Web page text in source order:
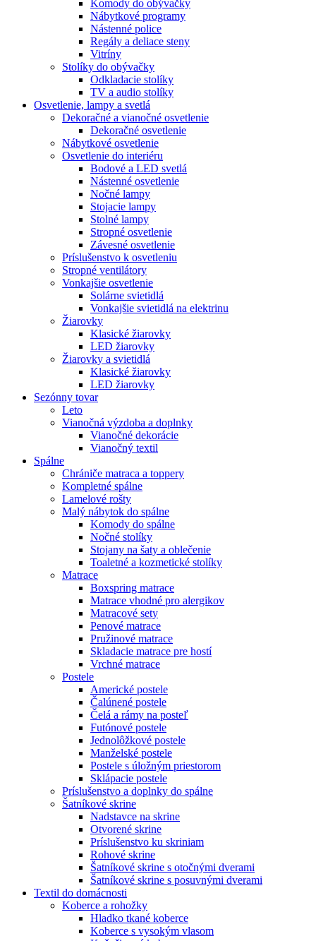
Komody do obývačky
Nábytkové programy
Nástenné police
Regály a deliace steny
Vitríny
Stolíky do obývačky
Odkladacie stolíky
TV a audio stolíky
Osvetlenie, lampy a svetlá
Dekoračné a vianočné osvetlenie
Dekoračné osvetlenie
Nábytkové osvetlenie
Osvetlenie do interiéru
Bodové a LED svetlá
Nástenné osvetlenie
Nočné lampy
Stojacie lampy
Stolné lampy
Stropné osvetlenie
Závesné osvetlenie
Príslušenstvo k osvetleniu
Stropné ventilátory
Vonkajšie osvetlenie
Solárne svietidlá
Vonkajšie svietidlá na elektrinu
Žiarovky
Klasické žiarovky
LED žiarovky
Žiarovky a svietidlá
Klasické žiarovky
LED žiarovky
Sezónny tovar
Leto
Vianočná výzdoba a doplnky
Vianočné dekorácie
Vianočný textil
Spálne
Chrániče matraca a toppery
Kompletné spálne
Lamelové rošty
Malý nábytok do spálne
Komody do spálne
Nočné stolíky
Stojany na šaty a oblečenie
Toaletné a kozmetické stolíky
Matrace
Boxspring matrace
Matrace vhodné pro alergikov
Matracové sety
Penové matrace
Pružinové matrace
Skladacie matrace pre hostí
Vrchné matrace
Postele
Americké postele
Čalúnené postele
Čelá a rámy na posteľ
Futónové postele
Jednolôžkové postele
Manželské postele
Postele s úložným priestorom
Sklápacie postele
Príslušenstvo a doplnky do spálne
Šatníkové skrine
Nadstavce na skrine
Otvorené skrine
Príslušenstvo ku skriniam
Rohové skrine
Šatníkové skrine s otočnými dverami
Šatníkové skrine s posuvnými dverami
Textil do domácnosti
Koberce a rohožky
Hladko tkané koberce
Koberce s vysokým vlasom